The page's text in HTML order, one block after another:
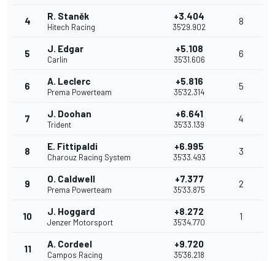
4 R. Staněk
Hitech Racing
+3.404
35'29.902
8
5 J. Edgar
Carlin
+5.108
35'31.606
6
6 A. Leclerc
Prema Powerteam
+5.816
35'32.314
5
7 J. Doohan
Trident
+6.641
35'33.139
4
8 E. Fittipaldi
Charouz Racing System
+6.995
35'33.493
3
9 O. Caldwell
Prema Powerteam
+7.377
35'33.875
2
10 J. Hoggard
Jenzer Motorsport
+8.272
35'34.770
1
11 A. Cordeel
Campos Racing
+9.720
35'36.218